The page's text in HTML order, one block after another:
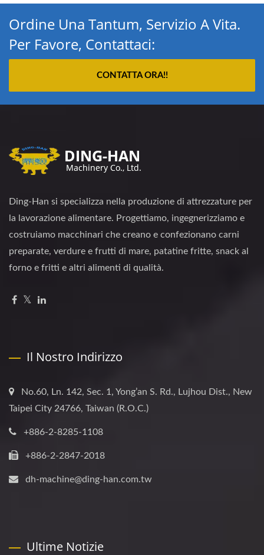
Ordine Una Tantum, Servizio A Vita.
Per Favore, Contattaci:
CONTATTA ORA!!
Ding-Han si specializza nella produzione di attrezzature per
la lavorazione alimentare. Progettiamo, ingegnerizziamo e
costruiamo macchinari che creano e confezionano carni
preparate, verdure e frutti di mare, patatine fritte, snack al
forno e fritti e altri alimenti di qualità.
Il Nostro Indirizzo
No.60, Ln. 142, Sec. 1, Yong’an S. Rd., Lujhou Dist., New
Taipei City 24766, Taiwan (R.O.C.)
+886-2-8285-1108
+886-2-2847-2018
dh-machine@ding-han.com.tw
Ultime Notizie